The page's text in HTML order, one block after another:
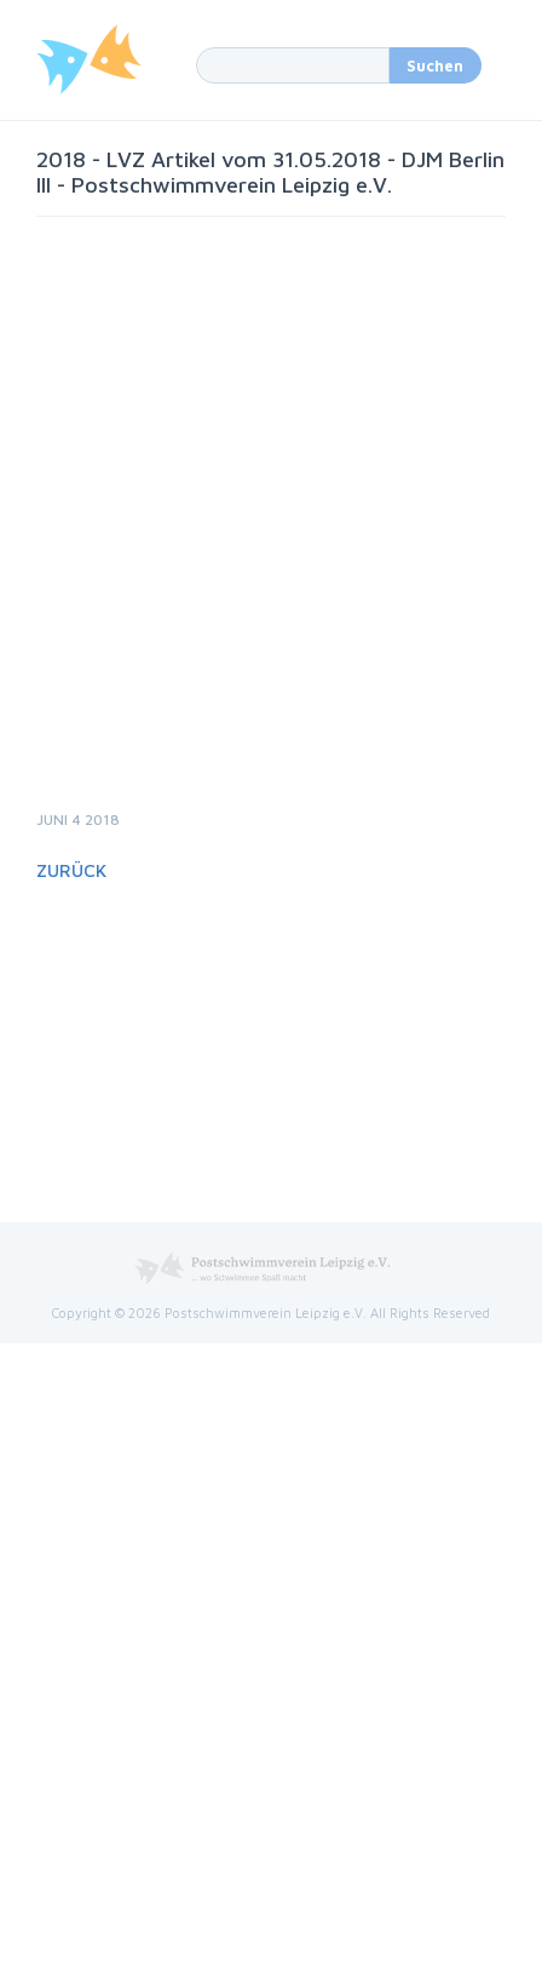
2018 - LVZ Artikel vom 31.05.2018 - DJM Berlin
III - Postschwimmverein Leipzig e.V.
JUNI 4 2018
ZURÜCK
Copyright © 2026 Postschwimmverein Leipzig e.V. All Rights Reserved